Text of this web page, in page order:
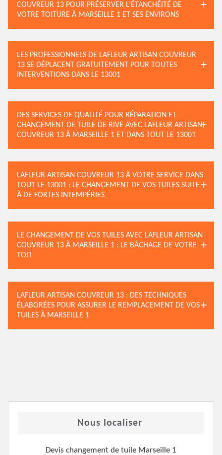
COUVREUR 13 POUR PRÉSERVER L’ÉTANCHÉITÉ DE
VOTRE TOITURE À MARSEILLE 1 ET SES ENVIRONS
LES PROFESSIONNELS DE LAFLEUR ARTISAN COUVREUR
13 SE DÉPLACENT GRATUITEMENT POUR TOUTES
INTERVENTIONS DANS LE 13001
DES SERVICES DE QUALITÉ POUR RÉPARATION ET
CHANGEMENT DE TUILE DE RIVE AVEC LAFLEUR ARTISAN
COUVREUR 13 À MARSEILLE 1 ET DANS TOUT LE 13001
LAFLEUR ARTISAN COUVREUR 13 À VOTRE SERVICE DANS
TOUT LE 13001 : LE CHANGEMENT DE VOS TUILES SUITE
À DE FORTES INTEMPÉRIES
LE CHANGEMENT DE VOS TUILES AVEC LAFLEUR ARTISAN
COUVREUR 13 À MARSEILLE 1 : LE BÂCHAGE DE VOTRE
TOIT
LAFLEUR ARTISAN COUVREUR 13 : DES TECHNIQUES
ÉLABORÉES POUR ASSURER LE REMPLACEMENT DE VOS
TUILES À MARSEILLE 1
Nous localiser
Devis changement de tuile Marseille 1